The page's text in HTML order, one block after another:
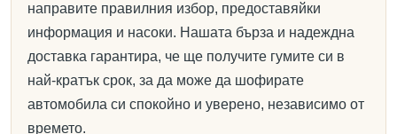
направите правилния избор, предоставяйки
информация и насоки. Нашата бърза и надеждна
доставка гарантира, че ще получите гумите си в
най-кратък срок, за да може да шофирате
автомобила си спокойно и уверено, независимо от
времето.